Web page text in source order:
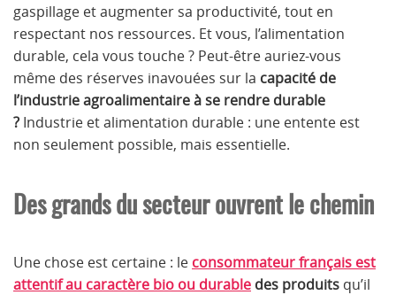
gaspillage et augmenter sa productivité, tout en
respectant nos ressources. Et vous, l’alimentation
durable, cela vous touche ? Peut-être auriez-vous
même des réserves inavouées sur la capacité de
l’industrie agroalimentaire à se rendre durable
? Industrie et alimentation durable : une entente est
non seulement possible, mais essentielle.
Des grands du secteur ouvrent le chemin
Une chose est certaine : le consommateur français est
attentif au caractère bio ou durable des produits qu’il